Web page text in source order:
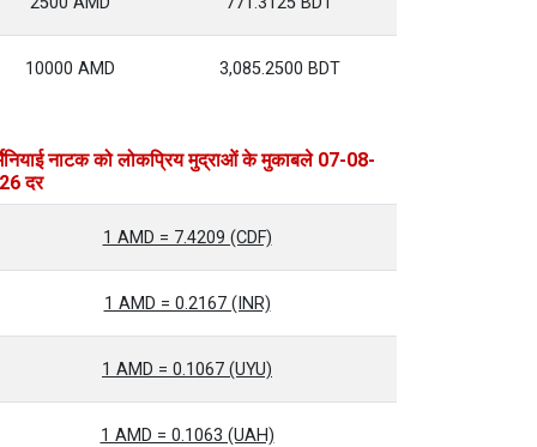
10000 AMD 3,085.2500 BDT
नाटक को लोकप्रिय मुद्राओं के मुकाबले 07-08-
दर
1 AMD = 7.4209 (CDF)
1 AMD = 0.2167 (INR)
1 AMD = 0.1067 (UYU)
1 AMD = 0.1063 (UAH)